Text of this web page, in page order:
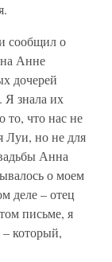
сообщил о
Анне
дочерей
Я знала их
то, что нас не
Луи, но не для
Анна
о моем
деле – отец
письме, я
который,